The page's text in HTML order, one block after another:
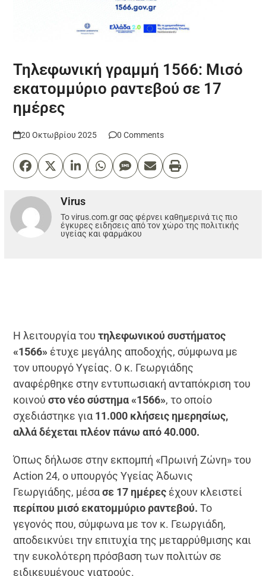
Τηλεφωνική γραμμή 1566: Μισό
εκατομμύριο ραντεβού σε 17
ημέρες
20 Οκτωβρίου 2025 0 Comments
Virus
Το virus.com.gr σας φέρνει καθημερινά τις πιο
έγκυρες ειδησεις από τον χώρο της πολιτικής
υγείας και φαρμάκου
Η λειτουργία τουτηλεφωνικού συστήματος
«1566» έτυχε μεγάλης αποδοχής, σύμφωνα με
τον υπουργό Υγείας. Ο κ. Γεωργιάδης
αναφέρθηκε στην εντυπωσιακή ανταπόκριση του
κοινούστο νέο σύστημα «1566», το οποίο
σχεδιάστηκε για 11.000 κλήσεις ημερησίως,
αλλά δέχεται πλέον πάνω από 40.000.
Όπως δήλωσε στην εκπομπή «Πρωινή Ζώνη» του
Action 24, ο υπουργός Υγείας Άδωνις
Γεωργιάδης, μέσασε 17 ημέρες έχουν κλειστεί
περίπου μισό εκατομμύριο ραντεβού.Το
γεγονός που, σύμφωνα με τον κ. Γεωργιάδη,
αποδεικνύει την επιτυχία της μεταρρύθμισης και
την ευκολότερη πρόσβαση των πολιτών σε
ειδικευμένους γιατρούς.